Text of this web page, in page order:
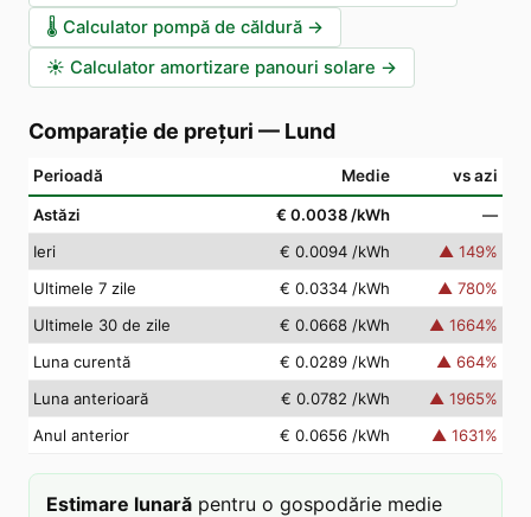
🌡️ Calculator pompă de căldură →
☀️ Calculator amortizare panouri solare →
Comparație de prețuri — Lund
Perioadă Medie vs azi
Astăzi € 0.0038 /kWh
—
Ieri
€ 0.0094 /kWh ▲ 149%
Ultimele 7 zile
€ 0.0334 /kWh ▲ 780%
Ultimele 30 de zile
€ 0.0668 /kWh ▲ 1664%
Luna curentă
€ 0.0289 /kWh ▲ 664%
Luna anterioară
€ 0.0782 /kWh ▲ 1965%
Anul anterior
€ 0.0656 /kWh ▲ 1631%
Estimare lunară pentru o gospodărie medie